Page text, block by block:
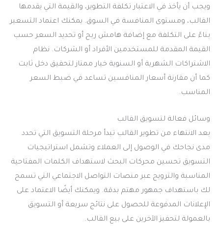
ويجب أن يأخذ في الاعتبار تكلفة التطوير، والقيمة التي يقدمها
القالب، ومستوى المنافسة في السوق. يمكنك اعتماد التسعير
بناءً على التكلفة مع إضافة هامش ربح أو تحديد السعر حسب
القيمة المقدمة للمستخدمين الأفراد أو الشركات. نظام
الاشتراكات الشهرية أو السنوية خيار ممتاز لتحقيق دخل ثابت
كما أن مقارنة أسعار المنافسين تساعد في ضبط السعر
المناسب.
وسائل فعالة لتسويق القالب
بعد الانتهاء من تطوير القالب تبدأ مرحلة التسويق التي تحدد
مدى نجاحك في الوصول إلى العملاء وتشمل استراتيجيات
التسويق تحسين محركات البحث لاستهداف الكلمات المفتاحية
المناسبة والترويج عبر منصات التواصل الاجتماعي التي تسمح
لك باستهداف جمهور مهتم بدقة. ويمكنك أيضًا الاعتماد على
الإعلانات المدفوعة للحصول على نتائج سريعة أو التسويق
بالعمولة لتحفيز الآخرين على بيع القالب.